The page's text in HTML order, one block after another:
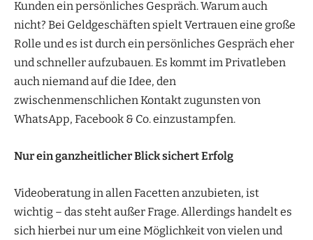
Kunden ein persönliches Gespräch. Warum auch
nicht? Bei Geldgeschäften spielt Vertrauen eine große
Rolle und es ist durch ein persönliches Gespräch eher
und schneller aufzubauen. Es kommt im Privatleben
auch niemand auf die Idee, den
zwischenmenschlichen Kontakt zugunsten von
WhatsApp, Facebook & Co. einzustampfen.
Nur ein ganzheitlicher Blick sichert Erfolg
Videoberatung in allen Facetten anzubieten, ist
wichtig – das steht außer Frage. Allerdings handelt es
sich hierbei nur um eine Möglichkeit von vielen und